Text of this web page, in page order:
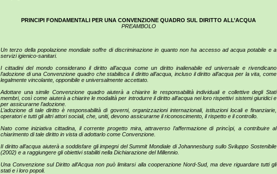
PRINCIPI FONDAMENTALI PER UNA CONVENZIONE QUADRO SUL DIRITTO ALL’ACQUA
PREAMBOLO
Un terzo della popolazione mondiale soffre di discriminazione in quanto non ha accesso ad acqua potabile e a
servizi igienico-sanitari.
I cittadini del mondo considerano il diritto all’acqua come un diritto inalienabile ed universale e rivendicano
l’adozione di una Convenzione quadro che stabilisca il diritto all’acqua, incluso il diritto all’acqua per la vita, come
legalmente vincolante, opponibile e universalmente accettato.
Adottare una simile Convenzione quadro aiuterà a chiarire le responsabilità individuali e collettive degli Stati
membri, così come aiuterà a chiarire le modalità per introdurre il diritto all’acqua nei loro rispettivi sistemi giuridici e
per assicurarne l’adozione.
L’adozione di tale diritto è responsabilità di governi, organizzazioni internazionali, istituzioni locali e finanziarie,
operatori e tutti gli altri attori sociali, che, uniti, devono assicurarne il riconoscimento, il rispetto e il controllo.
Nato come iniziativa cittadina, il corrente progetto mira, attraverso l’affermazione di princìpi, a contribuire al
chiarimento di tale diritto in vista di adottarlo come Convenzione.
Il diritto all’acqua aiuterà a soddisfare gli impegni del Summit Mondiale di Johannesburg sullo Sviluppo Sostenibile
(2002) e a raggiungere gli obiettivi stabiliti nella Dichiarazione del Millennio.
Una Convenzione sul Diritto all’Acqua non può limitarsi alla cooperazione Nord-Sud, ma deve riguardare tutti gli
stati e i loro popoli.